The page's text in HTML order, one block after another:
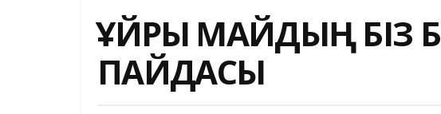
ҚҰЙРЫҚ МАЙДЫҢ БІЗ
ПАЙДАСЫ